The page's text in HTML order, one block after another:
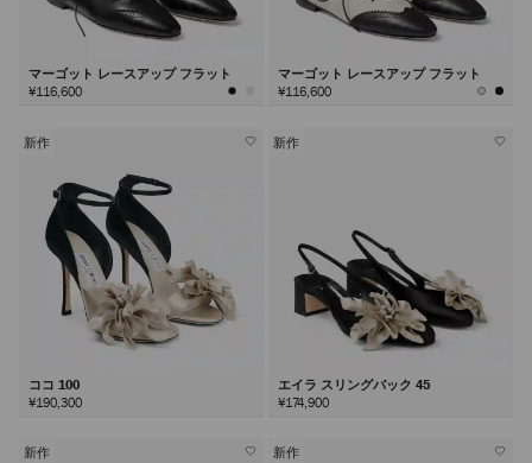
マーゴット レースアップ フラット
¥116,600
マーゴット レースアップ フラット
¥116,600
新作
ココ 100
¥190,300
新作
エイラ スリングバック 45
¥174,900
新作 新作